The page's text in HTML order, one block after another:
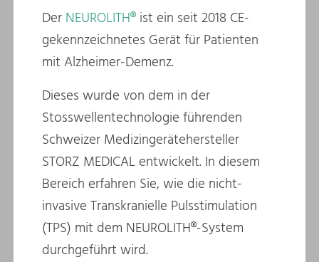
Der NEUROLITH® ist ein seit 2018 CE-
gekennzeichnetes Gerät für Patienten
mit Alzheimer-Demenz.
Dieses wurde von dem in der
Stosswellentechnologie führenden
Schweizer Medizingerätehersteller
STORZ MEDICAL entwickelt. In diesem
Bereich erfahren Sie, wie die nicht-
invasive Transkranielle Pulsstimulation
(TPS) mit dem NEUROLITH®-System
durchgeführt wird.